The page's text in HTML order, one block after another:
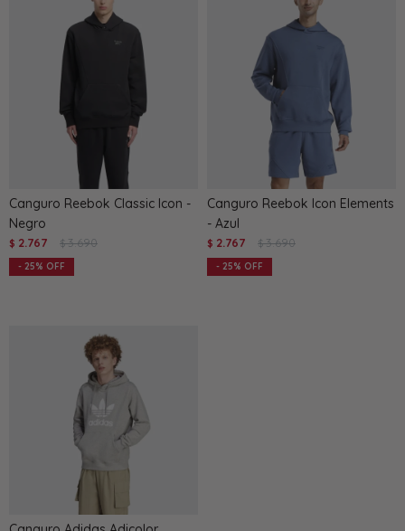
Canguro Reebok Classic Icon -
Negro
$ 2.767 $ 3.690
25
Canguro Reebok Icon Elements
- Azul
$ 2.767 $ 3.690
25